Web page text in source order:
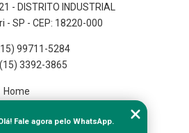
- DISTRITO INDUSTRIAL
- SP - CEP: 18220-000
99711-5284
(15) 3392-3865
Home
Missão
Fale agora pelo WhatsApp.